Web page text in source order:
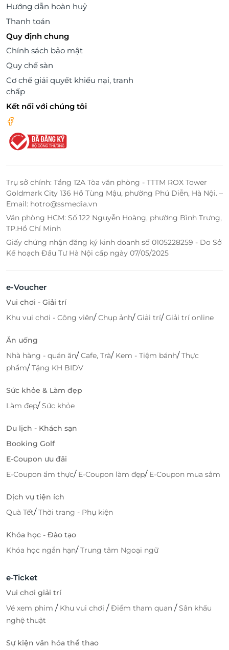
Hướng dẫn hoàn huỷ
Thanh toán
Quy định chung
Chính sách bảo mật
Quy chế sàn
Cơ chế giải quyết khiếu nại, tranh
chấp
Kết nối với chúng tôi
Trụ sở chính: Tầng 12A Tòa văn phòng - TTTM ROX Tower
Goldmark City 136 Hồ Tùng Mậu, phường Phú Diễn, Hà Nội. –
Email: hotro@ssmedia.vn
Văn phòng HCM: Số 122 Nguyễn Hoàng, phường Bình Trưng,
TP.Hồ Chí Minh
Giấy chứng nhận đăng ký kinh doanh số 0105228259 - Do Sở
Kế hoạch Đầu Tư Hà Nội cấp ngày 07/05/2025
e-Voucher
Vui chơi - Giải trí
Khu vui chơi - Công viên/Chụp ảnh/Giải trí/Giải trí online
Ăn uống
Nhà hàng - quán ăn/Cafe, Trà/ Kem - Tiệm bánh/Thực
phẩm/Tặng KH BIDV
Sức khỏe & Làm đẹp
Làm đẹp/Sức khỏe
Du lịch - Khách sạn
Booking Golf
E-Coupon ưu đãi
E-Coupon ẩm thực/ E-Coupon làm đẹp/ E-Coupon mua sắm
Dịch vụ tiện ích
Quà Tết/Thời trang - Phụ kiện
Khóa học - Đào tạo
Khóa học ngắn hạn/Trung tâm Ngoại ngữ
e-Ticket
Vui chơi giải trí
Vé xem phim / Khu vui chơi /Điểm tham quan /Sân khấu
nghệ thuật
Sự kiện văn hóa thể thao